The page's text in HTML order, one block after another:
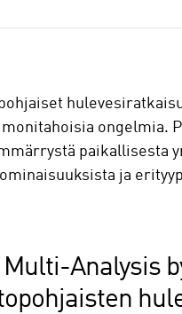
ongelmia.
paikallisesta
ja
Multi-Analysis